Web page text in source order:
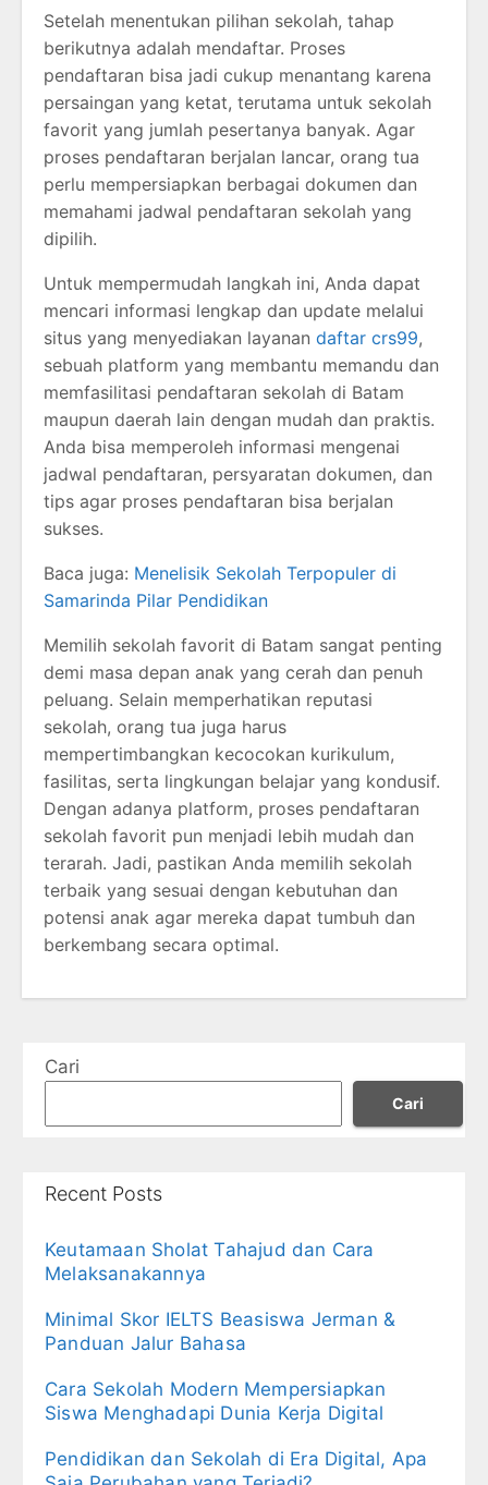
Setelah menentukan pilihan sekolah, tahap
berikutnya adalah mendaftar. Proses
pendaftaran bisa jadi cukup menantang karena
persaingan yang ketat, terutama untuk sekolah
favorit yang jumlah pesertanya banyak. Agar
proses pendaftaran berjalan lancar, orang tua
perlu mempersiapkan berbagai dokumen dan
memahami jadwal pendaftaran sekolah yang
dipilih.
Untuk mempermudah langkah ini, Anda dapat
mencari informasi lengkap dan update melalui
situs yang menyediakan layanan daftar crs99,
sebuah platform yang membantu memandu dan
memfasilitasi pendaftaran sekolah di Batam
maupun daerah lain dengan mudah dan praktis.
Anda bisa memperoleh informasi mengenai
jadwal pendaftaran, persyaratan dokumen, dan
tips agar proses pendaftaran bisa berjalan
sukses.
Baca juga: Menelisik Sekolah Terpopuler di
Samarinda Pilar Pendidikan
Memilih sekolah favorit di Batam sangat penting
demi masa depan anak yang cerah dan penuh
peluang. Selain memperhatikan reputasi
sekolah, orang tua juga harus
mempertimbangkan kecocokan kurikulum,
fasilitas, serta lingkungan belajar yang kondusif.
Dengan adanya platform, proses pendaftaran
sekolah favorit pun menjadi lebih mudah dan
terarah. Jadi, pastikan Anda memilih sekolah
terbaik yang sesuai dengan kebutuhan dan
potensi anak agar mereka dapat tumbuh dan
berkembang secara optimal.
Cari
Cari
Recent Posts
Keutamaan Sholat Tahajud dan Cara
Melaksanakannya
Minimal Skor IELTS Beasiswa Jerman &
Panduan Jalur Bahasa
Cara Sekolah Modern Mempersiapkan
Siswa Menghadapi Dunia Kerja Digital
Pendidikan dan Sekolah di Era Digital, Apa